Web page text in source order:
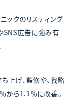
ックのリスティング
SNS広告に強み有
上げ、監修や、戦略
から1.1％に改善。